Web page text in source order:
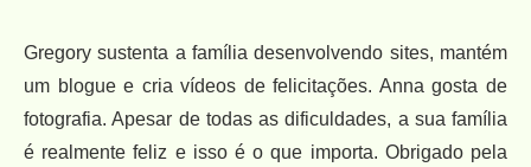
Gregory sustenta a família desenvolvendo sites, mantém
um blogue e cria vídeos de felicitações. Anna gosta de
fotografia. Apesar de todas as dificuldades, a sua família
é realmente feliz e isso é o que importa. Obrigado pela